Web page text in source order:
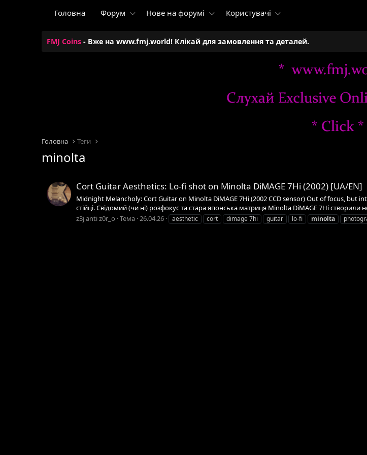
Головна Форум Нове на форумі Користувачі
FMJ Coins - Вже на www.fmj.world! Клікай для замовлення та деталей.
Головна Теги
minolta
Cort Guitar Aesthetics: Lo-fi shot on Minolta DiMAGE 7Hi (2002) [UA/EN]
Midnight Melancholy: Cort Guitar on Minolta DiMAGE 7Hi (2002 CCD sensor) Out of focus, but
стійці. Свідомий (чи ні) розфокус та стара японська матриця Minolta DiMAGE 7Hi створили
z3j anti z0r_o Тема 26.04.26 aesthetic cort dimage 7hi guitar lo-fi minolta